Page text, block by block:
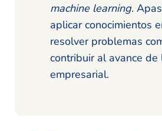
machine learning.
aplicar conocimientos
resolver problemas
contribuir al avance
empresarial.